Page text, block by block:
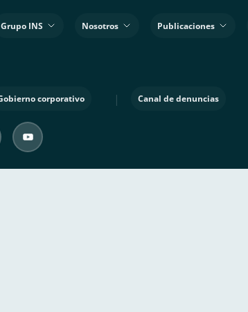
Grupo INS Nosotros Publicaciones
corporativo | Canal de denuncias